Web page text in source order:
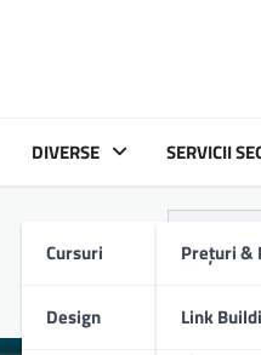
DIVERSE
Cursuri
Design
SERVICII
Prețuri &
Link